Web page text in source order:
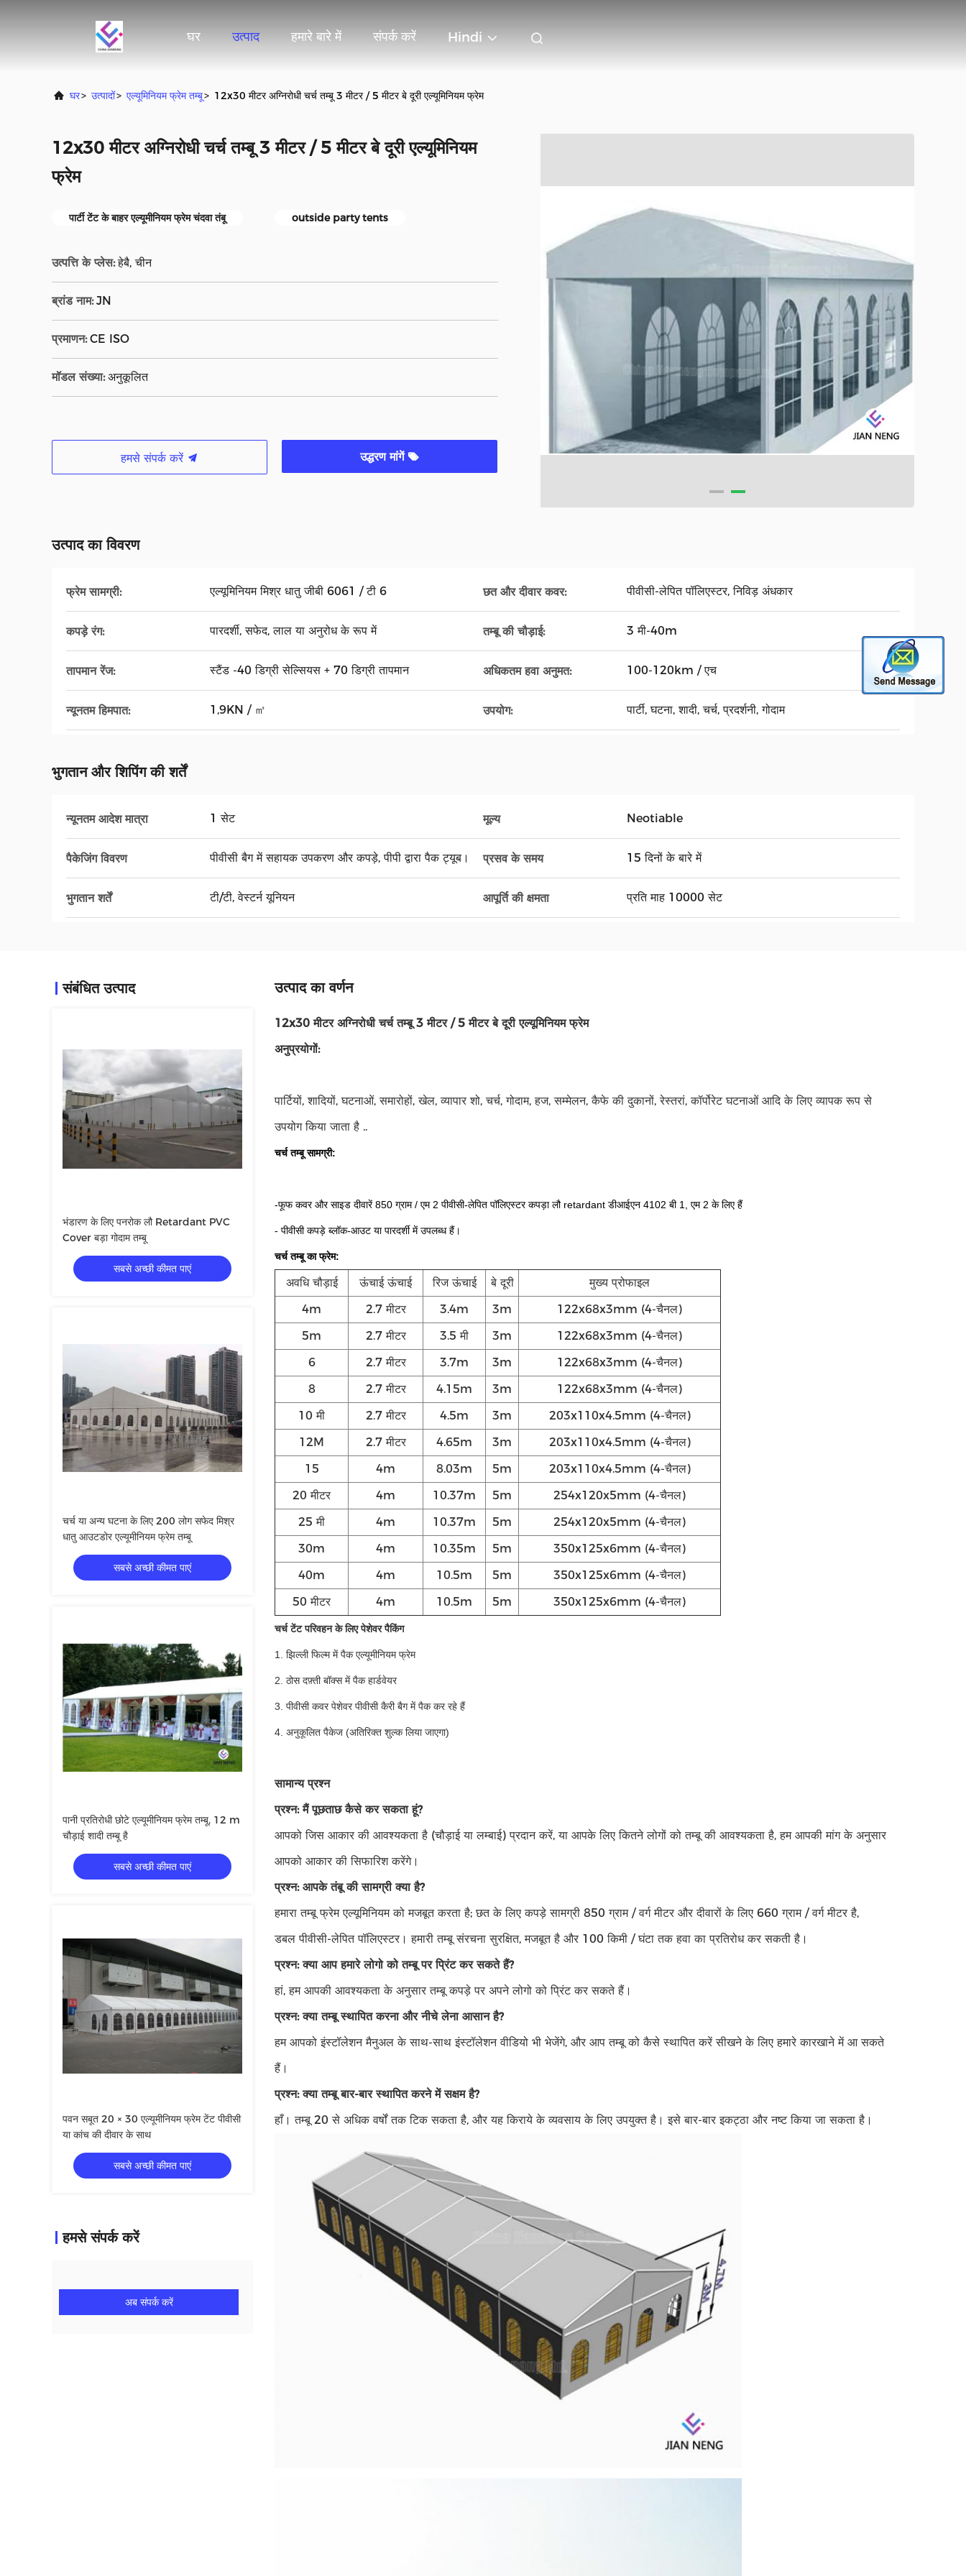
घर उत्पाद हमारे बारे में संपर्क करें Hindi
घर> उत्पादों> एल्यूमिनियम फ्रेम तम्बू> 12x30 मीटर अग्निरोधी चर्च तम्बू 3 मीटर / 5 मीटर बे दूरी एल्यूमिनियम फ्रेम
12x30 मीटर अग्निरोधी चर्च तम्बू 3 मीटर / 5 मीटर बे दूरी एल्यूमिनियम
फ्रेम
पार्टी टेंट के बाहर एल्यूमीनियम फ्रेम चंदवा तंबू outside party tents
उत्पत्ति के प्लेस: हेबै, चीन
ब्रांड नाम: JN
प्रमाणन: CE ISO
मॉडल संख्या: अनुकूलित
हमसे संपर्क करें उद्धरण मांगें
उत्पाद का विवरण
फ्रेम सामग्री: एल्यूमिनियम मिश्र धातु जीबी 6061 / टी 6 छत और दीवार कवर: पीवीसी-लेपित पॉलिएस्टर, निविड़ अंधकार
कपड़े रंग: पारदर्शी, सफेद, लाल या अनुरोध के रूप में तम्बू की चौड़ाई: 3 मी-40m
तापमान रेंज: स्टैंड -40 डिग्री सेल्सियस + 70 डिग्री तापमान अधिकतम हवा अनुमत: 100-120km / एच
न्यूनतम हिमपात: 1,9KN / ㎡ उपयोग: पार्टी, घटना, शादी, चर्च, प्रदर्शनी, गोदाम
भुगतान और शिपिंग की शर्तें
न्यूनतम आदेश मात्रा 1 सेट मूल्य Neotiable
पैकेजिंग विवरण पीवीसी बैग में सहायक उपकरण और कपड़े, पीपी द्वारा पैक ट्यूब। प्रसव के समय 15 दिनों के बारे में
भुगतान शर्तें टी/टी, वेस्टर्न यूनियन आपूर्ति की क्षमता प्रति माह 10000 सेट
संबंधित उत्पाद
भंडारण के लिए पनरोक लौ Retardant PVC
Cover बड़ा गोदाम तम्बू
सबसे अच्छी कीमत पाएं
चर्च या अन्य घटना के लिए 200 लोग सफेद मिश्र
धातु आउटडोर एल्यूमीनियम फ्रेम तम्बू
सबसे अच्छी कीमत पाएं
पानी प्रतिरोधी छोटे एल्यूमीनियम फ्रेम तम्बू, 12 m
चौड़ाई शादी तम्बू है
सबसे अच्छी कीमत पाएं
पवन सबूत 20 × 30 एल्यूमीनियम फ्रेम टेंट पीवीसी
या कांच की दीवार के साथ
सबसे अच्छी कीमत पाएं
हमसे संपर्क करें
अब संपर्क करें
उत्पाद का वर्णन
12x30 मीटर अग्निरोधी चर्च तम्बू 3 मीटर / 5 मीटर बे दूरी एल्यूमिनियम फ्रेम
अनुप्रयोगों:
पार्टियों, शादियों, घटनाओं, समारोहों, खेल, व्यापार शो, चर्च, गोदाम, हज, सम्मेलन, कैफे की दुकानों, रेस्तरां, कॉर्पोरेट घटनाओं आदि के लिए व्यापक रूप से
उपयोग किया जाता है ..
चर्च तम्बू सामग्री:
-फूफ कवर और साइड दीवारें 850 ग्राम / एम 2 पीवीसी-लेपित पॉलिएस्टर कपड़ा लौ retardant डीआईएन 4102 बी 1, एम 2 के लिए हैं
- पीवीसी कपड़े ब्लॉक-आउट या पारदर्शी में उपलब्ध हैं।
चर्च तम्बू का फ्रेम:
अवधि चौड़ाई ऊंचाई ऊंचाई रिज ऊंचाई बे दूरी
मुख्य प्रोफाइल
4m
2.7 मीटर 3.4m 3m
122x68x3mm (4-चैनल)
5m
2.7 मीटर 3.5 मी 3m
122x68x3mm (4-चैनल)
6
2.7 मीटर 3.7m 3m
122x68x3mm (4-चैनल)
8
2.7 मीटर 4.15m 3m
122x68x3mm (4-चैनल)
10 मी
2.7 मीटर 4.5m 3m
203x110x4.5mm (4-चैनल)
12M
2.7 मीटर 4.65m 3m
203x110x4.5mm (4-चैनल)
15
4m 8.03m 5m
203x110x4.5mm (4-चैनल)
20 मीटर
4m 10.37m 5m
254x120x5mm (4-चैनल)
25 मी
4m 10.37m 5m
254x120x5mm (4-चैनल)
30m
4m 10.35m 5m
350x125x6mm (4-चैनल)
40m
4m 10.5m 5m
350x125x6mm (4-चैनल)
50 मीटर
4m 10.5m 5m 350x125x6mm (4-चैनल)
चर्च टेंट परिवहन के लिए पेशेवर पैकिंग
1. झिल्ली फिल्म में पैक एल्यूमीनियम फ्रेम
2. ठोस दफ़्ती बॉक्स में पैक हार्डवेयर
3. पीवीसी कवर पेशेवर पीवीसी कैरी बैग में पैक कर रहे हैं
4. अनुकूलित पैकेज (अतिरिक्त शुल्क लिया जाएगा)
सामान्य प्रश्न
प्रश्न: मैं पूछताछ कैसे कर सकता हूं?
आपको जिस आकार की आवश्यकता है (चौड़ाई या लम्बाई) प्रदान करें, या आपके लिए कितने लोगों को तम्बू की आवश्यकता है, हम आपकी मांग के अनुसार
आपको आकार की सिफारिश करेंगे।
प्रश्न: आपके तंबू की सामग्री क्या है?
हमारा तम्बू फ्रेम एल्यूमिनियम को मजबूत करता है; छत के लिए कपड़े सामग्री 850 ग्राम / वर्ग मीटर और दीवारों के लिए 660 ग्राम / वर्ग मीटर है,
डबल पीवीसी-लेपित पॉलिएस्टर। हमारी तम्बू संरचना सुरक्षित, मजबूत है और 100 किमी / घंटा तक हवा का प्रतिरोध कर सकती है।
प्रश्न: क्या आप हमारे लोगो को तम्बू पर प्रिंट कर सकते हैं?
हां, हम आपकी आवश्यकता के अनुसार तम्बू कपड़े पर अपने लोगो को प्रिंट कर सकते हैं।
प्रश्न: क्या तम्बू स्थापित करना और नीचे लेना आसान है?
हम आपको इंस्टॉलेशन मैनुअल के साथ-साथ इंस्टॉलेशन वीडियो भी भेजेंगे, और आप तम्बू को कैसे स्थापित करें सीखने के लिए हमारे कारखाने में आ सकते
हैं।
प्रश्न: क्या तम्बू बार-बार स्थापित करने में सक्षम है?
हाँ। तम्बू 20 से अधिक वर्षों तक टिक सकता है, और यह किराये के व्यवसाय के लिए उपयुक्त है। इसे बार-बार इकट्ठा और नष्ट किया जा सकता है।